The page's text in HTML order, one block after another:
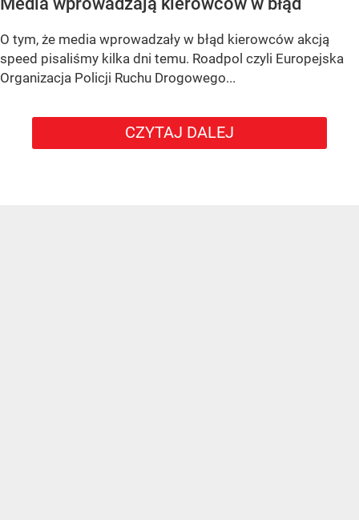
O tym, że media wprowadzały w błąd kierowców akcją
speed pisaliśmy kilka dni temu. Roadpol czyli Europejska
Organizacja Policji Ruchu Drogowego...
CZYTAJ DALEJ